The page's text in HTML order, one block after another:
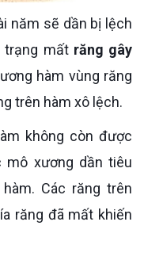
trạng mất răng gây
hàm vùng răng
trên hàm xô lệch.
mô xương dần tiêu
Các răng trên
răng đã mất khiến